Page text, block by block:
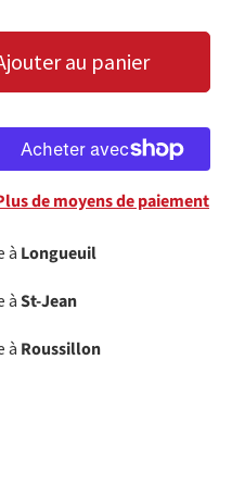
LA QUANTITÉ
au panier
de moyens de paiement
à Longueuil
à St-Jean
à Roussillon